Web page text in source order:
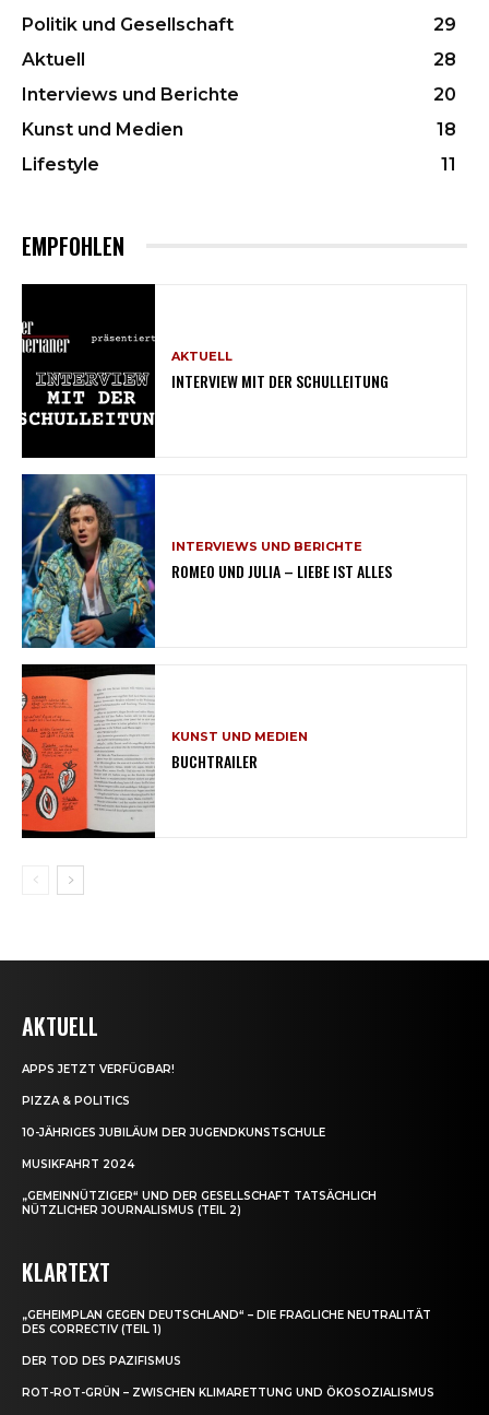
Politik und Gesellschaft
29
Aktuell
28
Interviews und Berichte
20
Kunst und Medien
18
Lifestyle
11
EMPFOHLEN
AKTUELL
INTERVIEW MIT DER SCHULLEITUNG
INTERVIEWS UND BERICHTE
ROMEO UND JULIA – LIEBE IST ALLES
KUNST UND MEDIEN
BUCHTRAILER
AKTUELL
APPS JETZT VERFÜGBAR!
PIZZA & POLITICS
10-JÄHRIGES JUBILÄUM DER JUGENDKUNSTSCHULE
MUSIKFAHRT 2024
„GEMEINNÜTZIGER“ UND DER GESELLSCHAFT TATSÄCHLICH
NÜTZLICHER JOURNALISMUS (TEIL 2)
KLARTEXT
„GEHEIMPLAN GEGEN DEUTSCHLAND“ – DIE FRAGLICHE NEUTRALITÄT
DES CORRECTIV (TEIL 1)
DER TOD DES PAZIFISMUS
ROT-ROT-GRÜN – ZWISCHEN KLIMARETTUNG UND ÖKOSOZIALISMUS